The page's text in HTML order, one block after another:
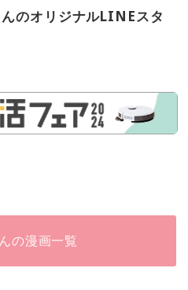
のオリジナルLINEスタ
の漫画一覧